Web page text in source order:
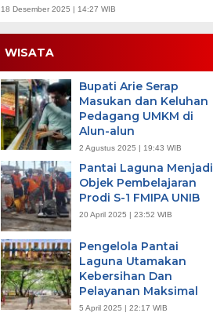
18 Desember 2025 | 14:27 WIB
WISATA
Bupati Arie Serap
Masukan dan Keluhan
Pedagang UMKM di
Alun-alun
2 Agustus 2025 | 19:43 WIB
Pantai Laguna Menjadi
Objek Pembelajaran
Prodi S-1 FMIPA UNIB
20 April 2025 | 23:52 WIB
Pengelola Pantai
Laguna Utamakan
Kebersihan Dan
Pelayanan Maksimal
5 April 2025 | 22:17 WIB